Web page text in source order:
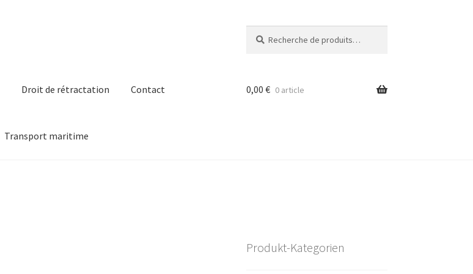
pour :
Droit de rétractation Contact
Transport maritime
0,00 € 0 article
Produkt-Kategorien